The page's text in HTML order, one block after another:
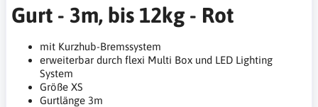
Gurt - 3m, bis 12kg - Rot
mit Kurzhub-Bremssystem
erweiterbar durch flexi Multi Box und LED Lighting
System
Größe XS
Gurtlänge 3m